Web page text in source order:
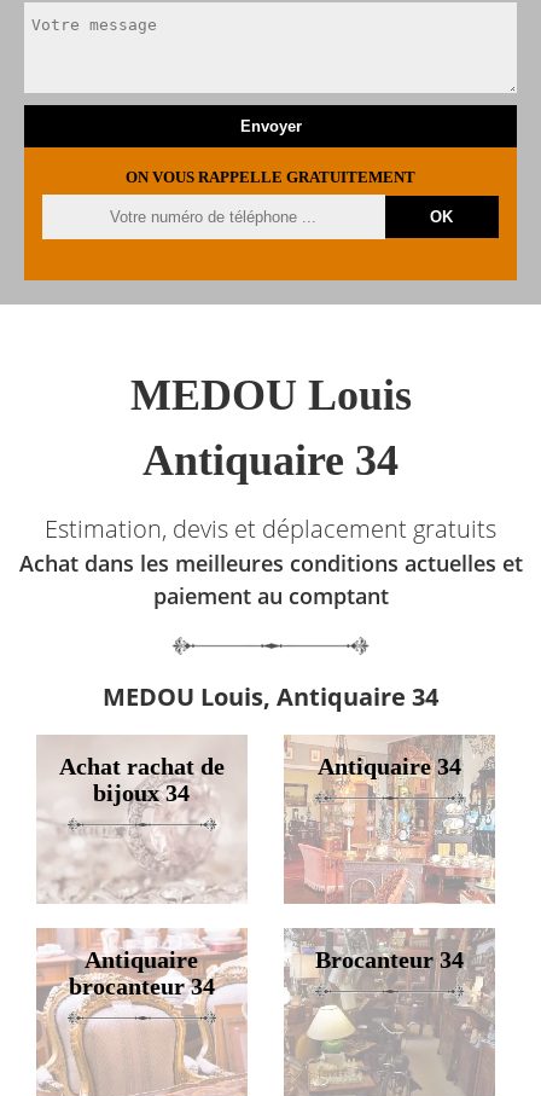
ON VOUS RAPPELLE GRATUITEMENT
MEDOU Louis
Antiquaire 34
Estimation, devis et déplacement gratuits
Achat dans les meilleures conditions actuelles et
paiement au comptant
MEDOU Louis, Antiquaire 34
Achat rachat de
bijoux 34
Antiquaire 34
Antiquaire
brocanteur 34
Brocanteur 34